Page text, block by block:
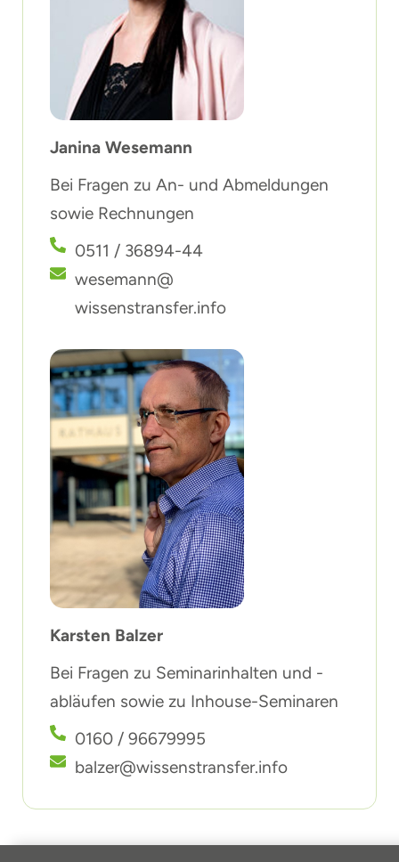
Janina Wesemann
Bei Fragen zu An- und Abmeldungen
sowie Rechnungen
0511 / 36894-44
wesemann@
wissenstransfer.info
Karsten Balzer
Bei Fragen zu Seminarinhalten und -
abläufen sowie zu Inhouse-Seminaren
0160 / 96679995
balzer@wissenstransfer.info